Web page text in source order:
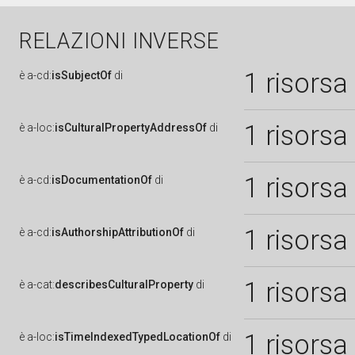
RELAZIONI INVERSE
è a-cd:isSubjectOf di 1 risorsa
è a-loc:isCulturalPropertyAddressOf di 1 risorsa
è a-cd:isDocumentationOf di 1 risorsa
è a-cd:isAuthorshipAttributionOf di 1 risorsa
è a-cat:describesCulturalProperty di 1 risorsa
è a-loc:isTimeIndexedTypedLocationOf di 1 risorsa